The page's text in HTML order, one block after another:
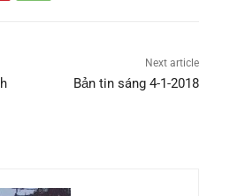
Next article
Bản tin sáng 4-1-2018